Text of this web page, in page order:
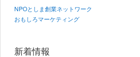
NPOとしま創業ネットワーク
おもしろマーケティング
新着情報